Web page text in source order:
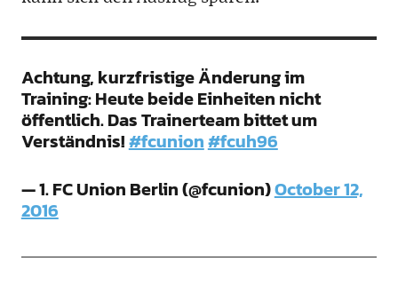
Achtung, kurzfristige Änderung im
Training: Heute beide Einheiten nicht
öffentlich. Das Trainerteam bittet um
Verständnis!#fcunion#fcuh96
— 1. FC Union Berlin (@fcunion)October 12,
2016